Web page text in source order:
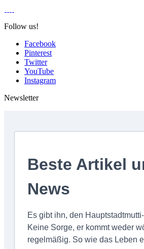
Follow us!
Facebook
Pinterest
Twitter
YouTube
Instagram
Newsletter